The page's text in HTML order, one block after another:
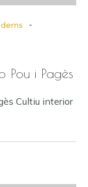
-
Pou i Pagès
Cultiu interior